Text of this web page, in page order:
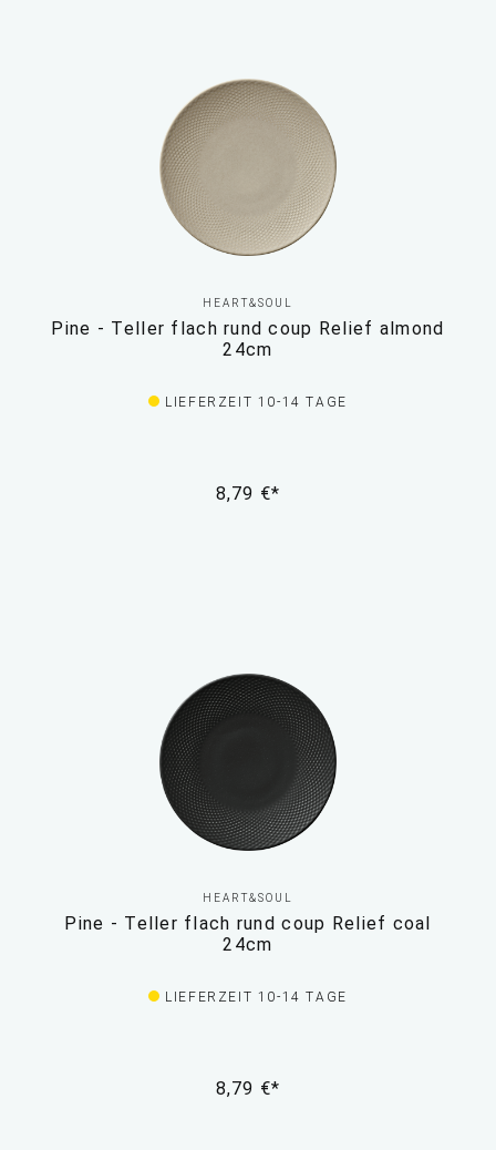
HEART&SOUL
Pine - Teller flach rund coup Relief almond
24cm
LIEFERZEIT 10-14 TAGE
8,79 €*
HEART&SOUL
Pine - Teller flach rund coup Relief coal
24cm
LIEFERZEIT 10-14 TAGE
8,79 €*